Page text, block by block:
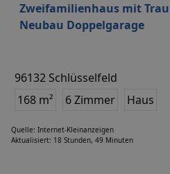
Zweifamilienhaus mit
Neubau Doppelgarage
96132 Schlüsselfeld
168 m²
6 Zimmer Haus
Quelle: Internet-Kleinanzeigen
Aktualisiert: 18 Stunden, 49 Minuten